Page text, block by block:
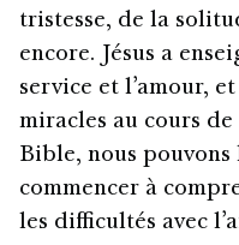
tristesse, de la
encore. Jésus a
service et l’amour,
miracles au cours
Bible, nous
commencer à
les difficultés avec